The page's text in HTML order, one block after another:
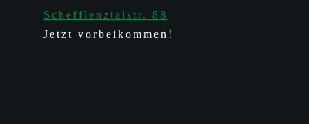
Schefflenztalstr. 88
Jetzt vorbeikommen!